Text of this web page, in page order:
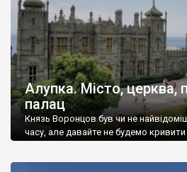
Алупка. Місто, церква,
палац
Князь Воронцов був чи не
часу, але давайте не будемо